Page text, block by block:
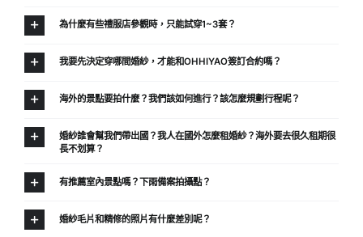
為什麼有些禮服店參觀時，只能試穿1~3套？
我要先決定穿哪間婚紗，才能和OHHIYAO簽訂合約嗎？
海外的景點要拍什麼？我們該如何進行？該怎麼規劃行程呢？
婚紗誰會幫我們帶出國？我人在國外怎麼租婚紗？海外要去很久租期很
長不划算？
有推薦室內景點嗎？下雨備案拍攝點？
婚紗毛片和精修的照片有什麼差別呢？